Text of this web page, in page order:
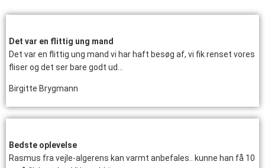
Det var en flittig ung mand
Det var en flittig ung mand vi har haft besøg af, vi fik renset vores
fliser og det ser bare godt ud…
Birgitte Brygmann
Bedste oplevelse
Rasmus fra vejle-algerens kan varmt anbefales.. kunne han få 10